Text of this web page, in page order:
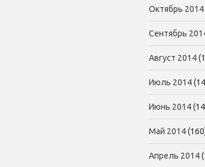
Октябрь 2014
Сентябрь
Август 2014
Июль 2014
Июнь 2014
Май 2014
Апрель 2014